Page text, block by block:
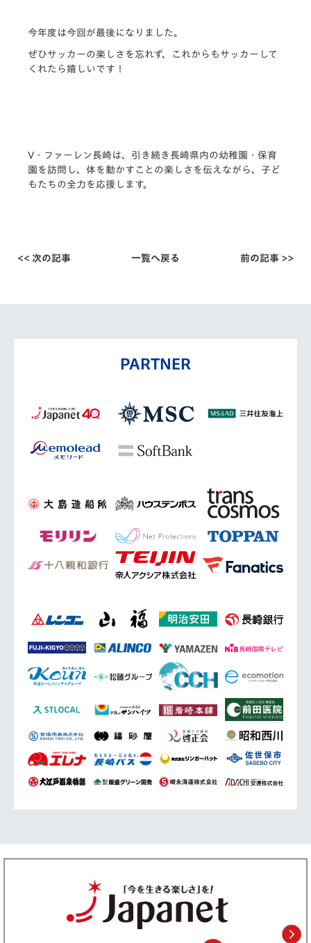
今年度は今回が最後になりました。
ぜひサッカーの楽しさを忘れず、これからもサッカーして
くれたら嬉しいです！
V・ファーレン長崎は、引き続き長崎県内の幼稚園・ 保育
園を訪問し、体を動かすことの楽しさを伝えながら、 子ど
もたちの全力を応援します。
<< 次の記事 一覧へ戻る 前の記事 >>
PARTNER